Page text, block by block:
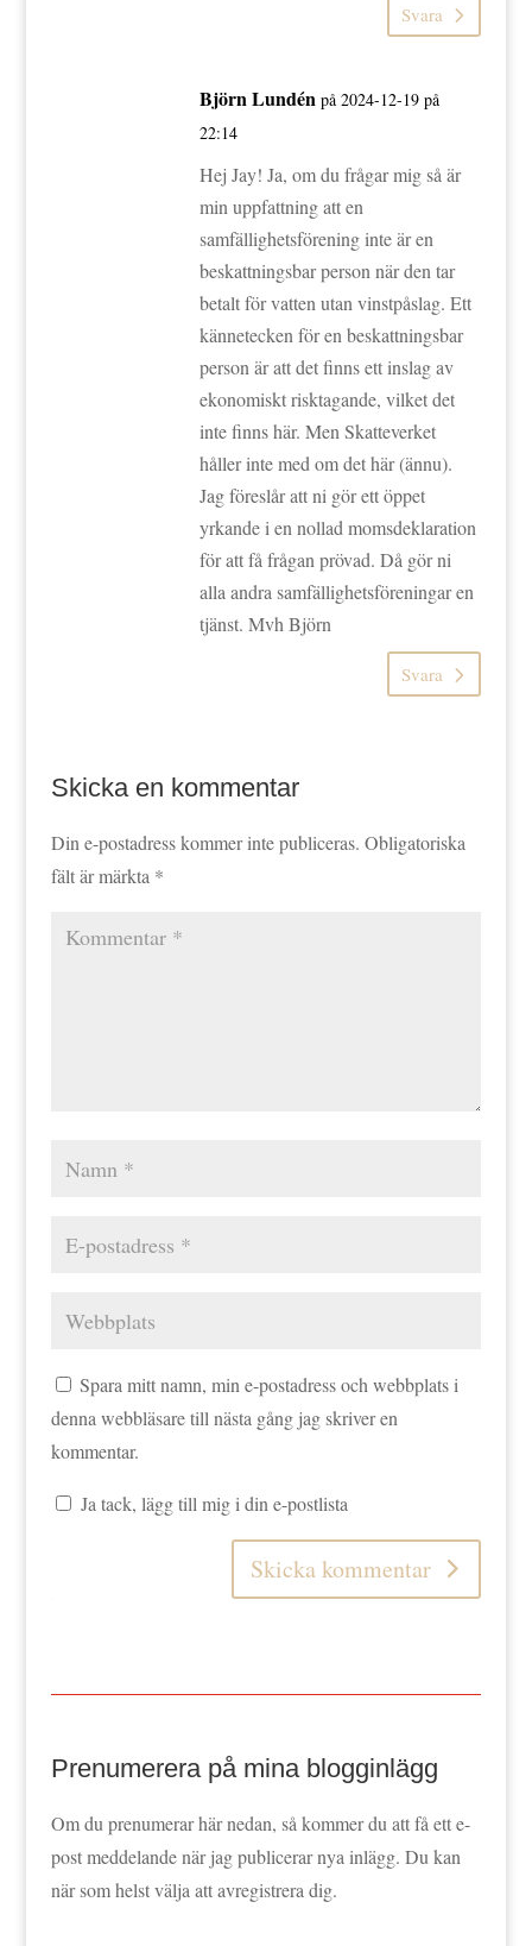
Svara
Björn Lundén på 2024-12-19 på
22:14
Hej Jay! Ja, om du frågar mig så är
min uppfattning att en
samfällighetsförening inte är en
beskattningsbar person när den tar
betalt för vatten utan vinstpåslag. Ett
kännetecken för en beskattningsbar
person är att det finns ett inslag av
ekonomiskt risktagande, vilket det
inte finns här. Men Skatteverket
håller inte med om det här (ännu).
Jag föreslår att ni gör ett öppet
yrkande i en nollad momsdeklaration
för att få frågan prövad. Då gör ni
alla andra samfällighetsföreningar en
tjänst. Mvh Björn
Svara
Skicka en kommentar
Din e-postadress kommer inte publiceras. Obligatoriska
fält är märkta *
Spara mitt namn, min e-postadress och webbplats i
denna webbläsare till nästa gång jag skriver en
kommentar.
Ja tack, lägg till mig i din e-postlista
Skicka kommentar
Prenumerera på mina blogginlägg
Om du prenumerar här nedan, så kommer du att få ett e-
post meddelande när jag publicerar nya inlägg. Du kan
när som helst välja att avregistrera dig.